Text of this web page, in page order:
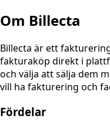
Om Billecta
Billecta är ett
fakturaköp direkt i
och välja att sälja dem
vill ha fakturering och
Fördelar